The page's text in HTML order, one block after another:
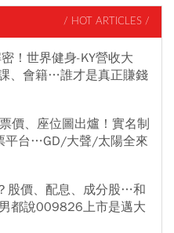
/ HOT ARTICLES /
！世界健身-KY營收大
、會籍…誰才是真正賺錢
價、座位圖出爐！實名制
平台…GD/大聲/太陽全來
股價、配息、成分股…和
都說009826上市是邁大